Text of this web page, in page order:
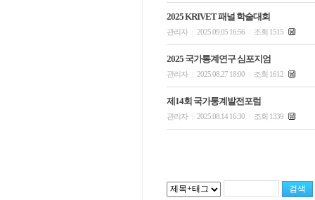
2025 KRIVET 패널 학술대회
관리자 2025.09.05 16:56 조회 1515
2025 국가통계연구 심포지엄
관리자 2025.08.27 18:00 조회 1612
제14회 국가통계발전포럼
관리자 2025.08.14 16:30 조회 1339